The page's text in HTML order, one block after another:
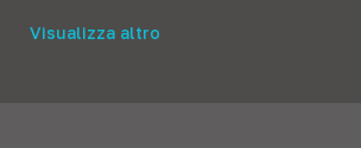
Visualizza altro